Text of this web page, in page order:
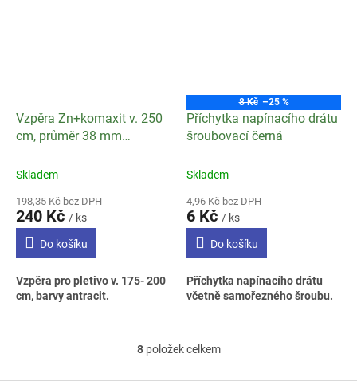
Vzpěra Zn+komaxit v. 250
cm, průměr 38 mm
Skladem
198,35 Kč bez DPH
240 Kč / ks
Do košíku
Vzpěra pro pletivo v. 175- 200
cm, barvy antracit.
8 Kč –25 %
Příchytka napínacího drátu
šroubovací černá
Skladem
4,96 Kč bez DPH
6 Kč / ks
Do košíku
Příchytka napínacího drátu
včetně samořezného šroubu.
O
8položek celkem